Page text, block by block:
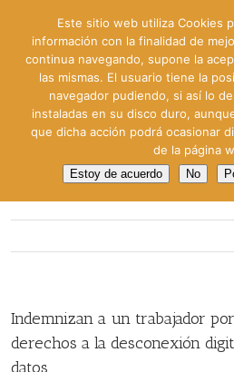
Indemnizan a un trabajador
derechos a la desconexión
datos
Este sitio web utiliza Cookies
información con la finalidad de
continua navegando, supone la
las mismas. El usuario tiene la
navegador pudiendo, si así lo
instaladas en su disco duro,
que dicha acción podrá ocasionar
de la página
Estoy de acuerdo No